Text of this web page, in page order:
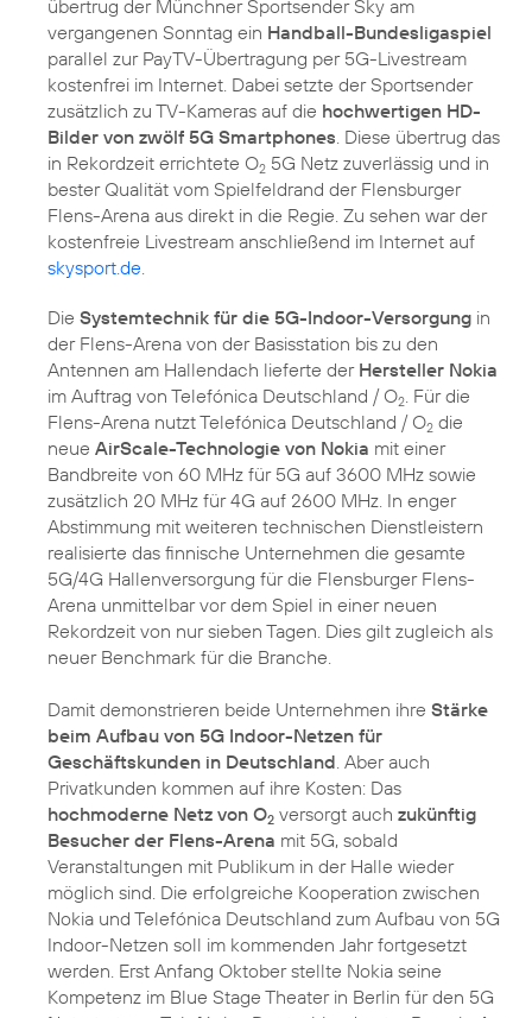
übertrug der Münchner Sportsender Sky am
vergangenen Sonntag ein Handball-Bundesligaspiel
parallel zur PayTV-Übertragung per 5G-Livestream
kostenfrei im Internet. Dabei setzte der Sportsender
zusätzlich zu TV-Kameras auf die hochwertigen HD-
Bilder von zwölf 5G Smartphones . Diese übertrug das
in Rekordzeit errichtete O2 5G Netz zuverlässig und in
bester Qualität vom Spielfeldrand der Flensburger
Flens-Arena aus direkt in die Regie. Zu sehen war der
kostenfreie Livestream anschließend im Internet auf
skysport.de
Die Systemtechnik für die 5G-Indoor-Versorgung in
der Flens-Arena von der Basisstation bis zu den
Antennen am Hallendach lieferte der Hersteller Nokia
im Auftrag von Telefónica Deutschland / O2 . Für die
Flens-Arena nutzt Telefónica Deutschland / O2 die
neue AirScale-Technologie von Nokia mit einer
Bandbreite von 60 MHz für 5G auf 3600 MHz sowie
zusätzlich 20 MHz für 4G auf 2600 MHz. In enger
Abstimmung mit weiteren technischen Dienstleistern
realisierte das finnische Unternehmen die gesamte
5G/4G Hallenversorgung für die Flensburger Flens-
Arena unmittelbar vor dem Spiel in einer neuen
Rekordzeit von nur sieben Tagen. Dies gilt zugleich als
neuer Benchmark für die Branche.
Damit demonstrieren beide Unternehmen ihre Stärke
beim Aufbau von 5G Indoor-Netzen für
Geschäftskunden in Deutschland . Aber auch
Privatkunden kommen auf ihre Kosten: Das
hochmoderne Netz von O2 versorgt auch zukünftig
Besucher der Flens-Arena mit 5G, sobald
Veranstaltungen mit Publikum in der Halle wieder
möglich sind. Die erfolgreiche Kooperation zwischen
Nokia und Telefónica Deutschland zum Aufbau von 5G
Indoor-Netzen soll im kommenden Jahr fortgesetzt
werden. Erst Anfang Oktober stellte Nokia seine
Kompetenz im Blue Stage Theater in Berlin für den 5G